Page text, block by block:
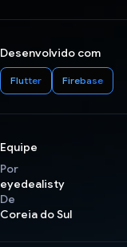
Desenvolvido com
Flutter Firebase
Equipe
Por
eyedealisty
De
Coreia do Sul